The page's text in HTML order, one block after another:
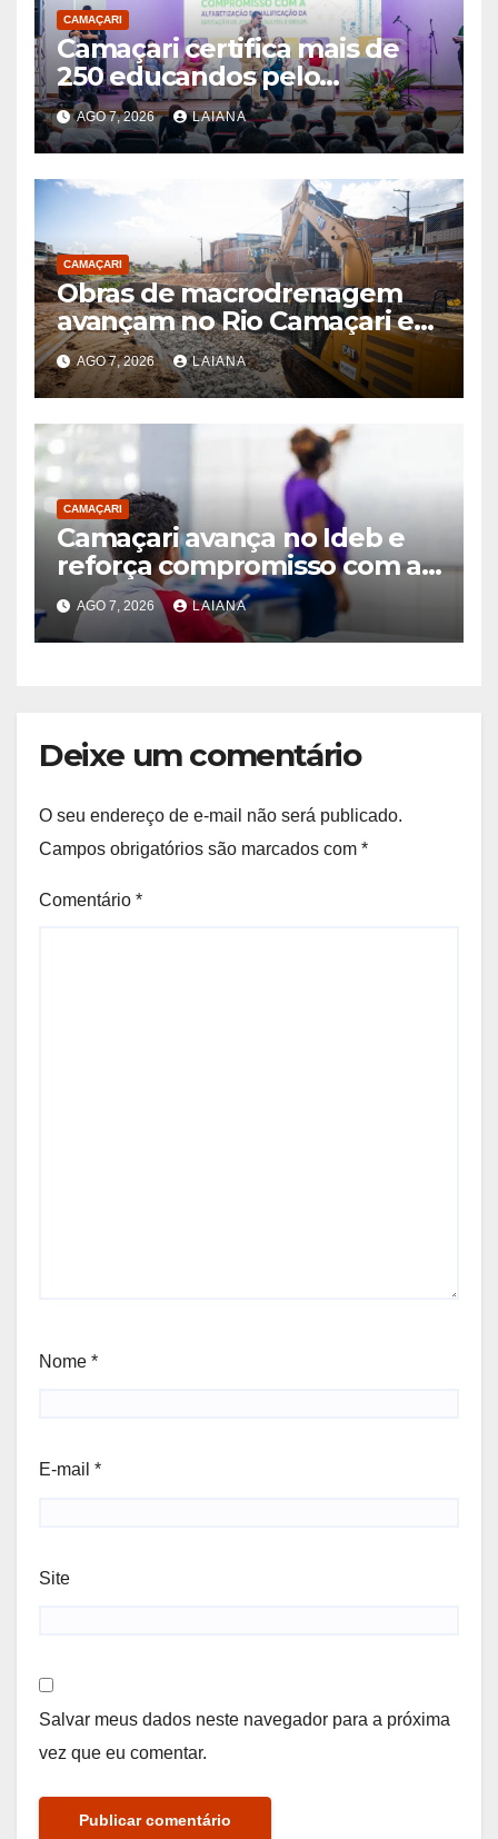
CAMAÇARI
Camaçari certifica mais de
250 educandos pelo
Programa Brasil Alfabetizado
AGO 7, 2026 LAIANA
CAMAÇARI
Obras de macrodrenagem
avançam no Rio Camaçari e
no Riacho da Lama Preta
AGO 7, 2026 LAIANA
CAMAÇARI
Camaçari avança no Ideb e
reforça compromisso com a
aprendizagem na rede
municipal de ensino
AGO 7, 2026 LAIANA
Deixe um comentário
O seu endereço de e-mail não será publicado.
Campos obrigatórios são marcados com *
Comentário *
Nome *
E-mail *
Site
Salvar meus dados neste navegador para a próxima
vez que eu comentar.